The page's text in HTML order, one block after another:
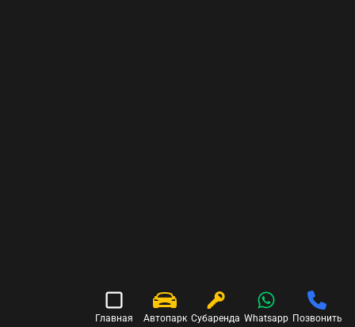
Главная Автопарк Субаренда Whatsapp Позвонить